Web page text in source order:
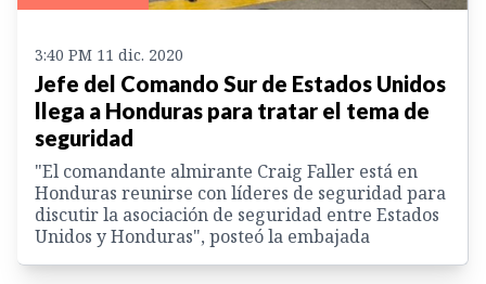
3:40 PM 11 dic. 2020
Jefe del Comando Sur de Estados Unidos
llega a Honduras para tratar el tema de
seguridad
"El comandante almirante Craig Faller está en
Honduras reunirse con líderes de seguridad para
discutir la asociación de seguridad entre Estados
Unidos y Honduras", posteó la embajada